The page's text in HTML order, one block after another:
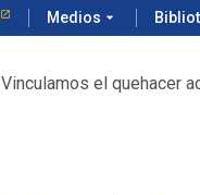
Medios arrow_drop_down
Vinculamos el quehacer